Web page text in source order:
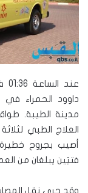
داوود الحمراء
مدينة الطيبة.
أصيب بجروح
فتيَين يبلغان من العمر 15 و18 عامًا أُصيبا بجروح
وقد جرى نقل